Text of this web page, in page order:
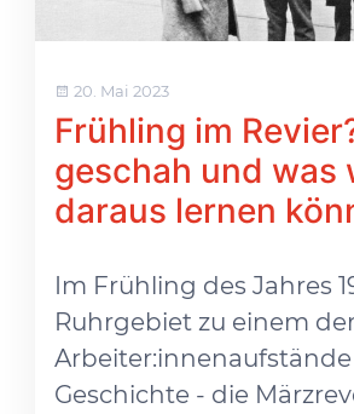
20. Mai 2023
Frühling im
geschah und was
daraus lernen
Im Frühling des Jahres
Ruhrgebiet zu einem
Geschichte - die